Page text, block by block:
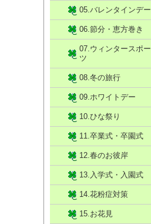
05.バレンタインデー
06.節分・恵方巻き
07.ウィンタースポー
ツ
08.冬の旅行
09.ホワイトデー
10.ひな祭り
11.卒業式・卒園式
12.春のお彼岸
13.入学式・入園式
14.花粉症対策
15.お花見